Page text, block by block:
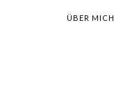
ÜBER MICH